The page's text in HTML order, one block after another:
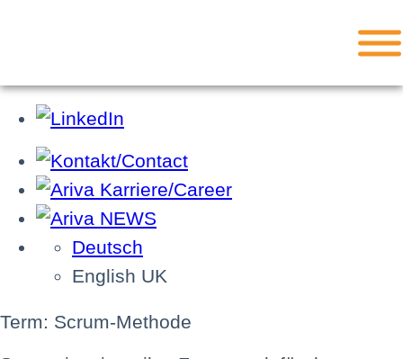
Deutsch
English UK
Term: Scrum-Methode